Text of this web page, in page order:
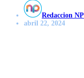
Redaccion NP
abril 22, 2024